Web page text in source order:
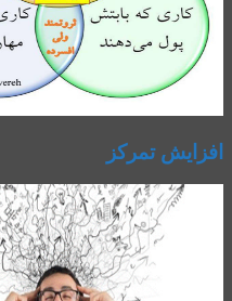
افزایش تمرکز